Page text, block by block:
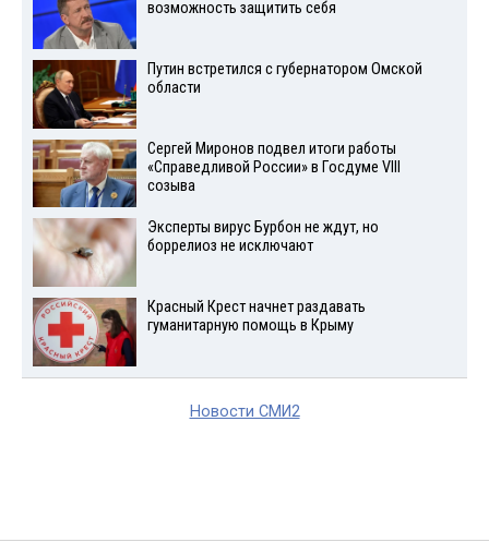
возможность защитить себя
Путин встретился с губернатором Омской
области
Сергей Миронов подвел итоги работы
«Справедливой России» в Госдуме VIII
созыва
Эксперты вирус Бурбон не ждут, но
боррелиоз не исключают
Красный Крест начнет раздавать
гуманитарную помощь в Крыму
Новости СМИ2